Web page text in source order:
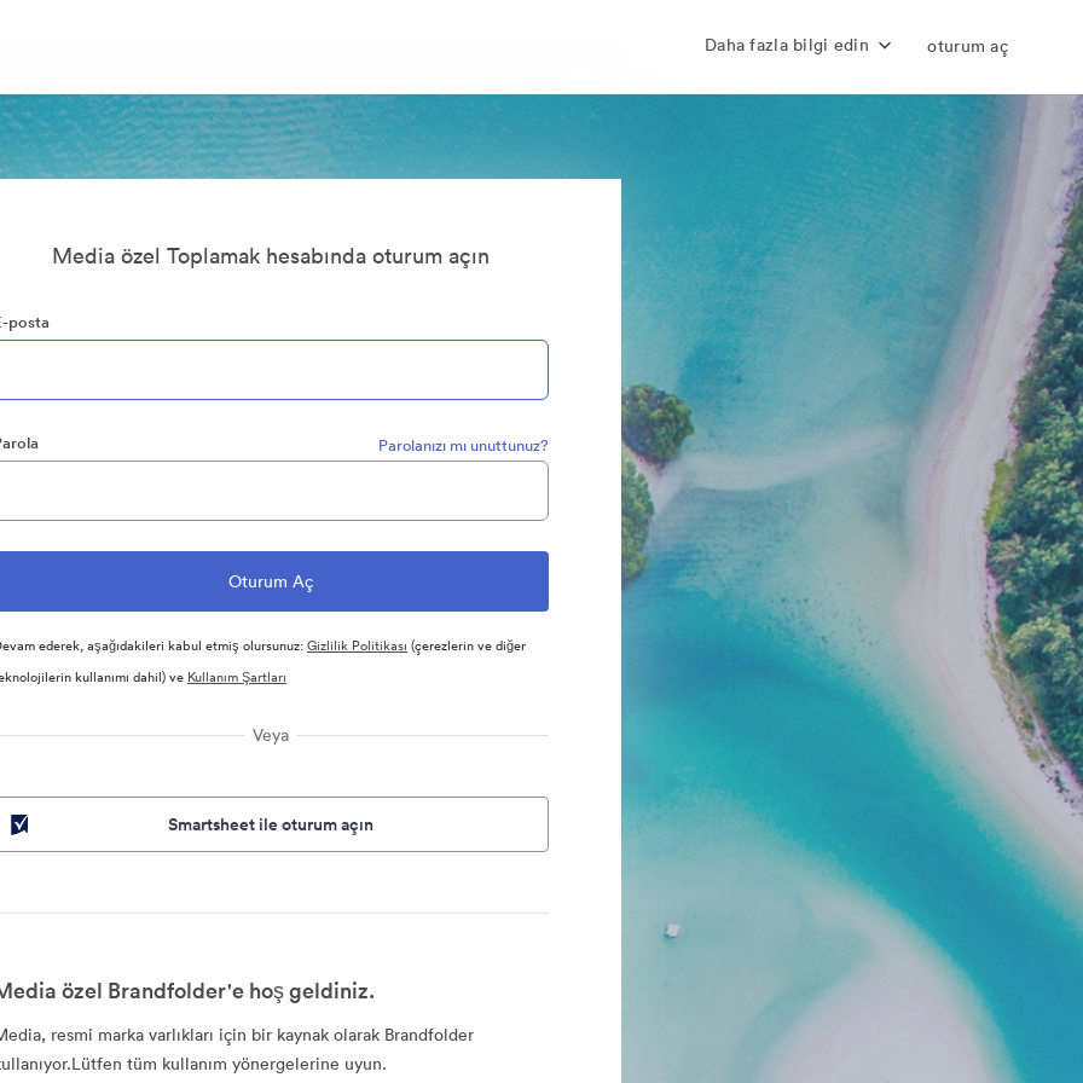
Daha fazla bilgi edin oturum aç
Media özel Toplamak hesabında oturum açın
posta
Parolanızı mı unuttunuz?
ederek, aşağıdakileri kabul etmiş olursunuz:Gizlilik Politikası (çerezlerin ve diğer
kullanımı dahil) ve Kullanım Şartları
Veya
Smartsheet ile oturum açın
özel Brandfolder'e hoş geldiniz.
resmi marka varlıkları için bir kaynak olarak Brandfolder
tüm kullanım yönergelerine uyun.